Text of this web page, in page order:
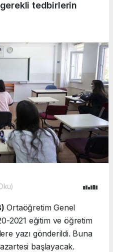
tedbirlerin
Ortaöğretim Genel
2021 eğitim ve öğretim
yazı gönderildi. Buna
başlayacak.